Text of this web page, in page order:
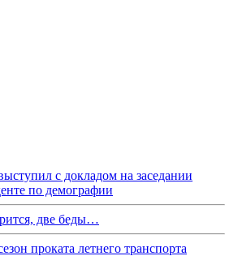
с докладом на заседании
по демографии
две беды…
проката летнего транспорта